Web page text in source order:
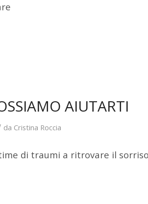
AIUTARTI
da Cristina Roccia
di traumi a ritrovare il sorriso